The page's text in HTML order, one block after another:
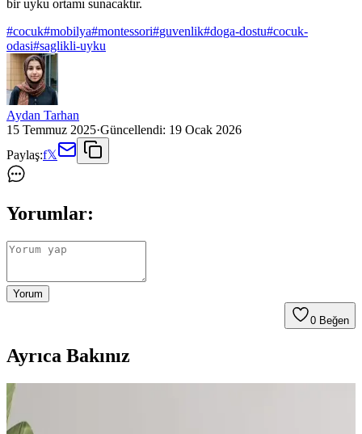
bir uyku ortamı sunacaktır.
#cocuk#mobilya#montessori#guvenlik#doga-dostu#cocuk-
odasi#saglikli-uyku
Aydan Tarhan
15 Temmuz 2025·Güncellendi: 19 Ocak 2026
Paylaş:f𝕏
Yorumlar:
Yorum
0 Beğen
Ayrıca Bakınız
Mikro Anaokullarında Pencere Kenarı Tasarımı:
Fonksiyonel ve Estetik Yaklaşımlar